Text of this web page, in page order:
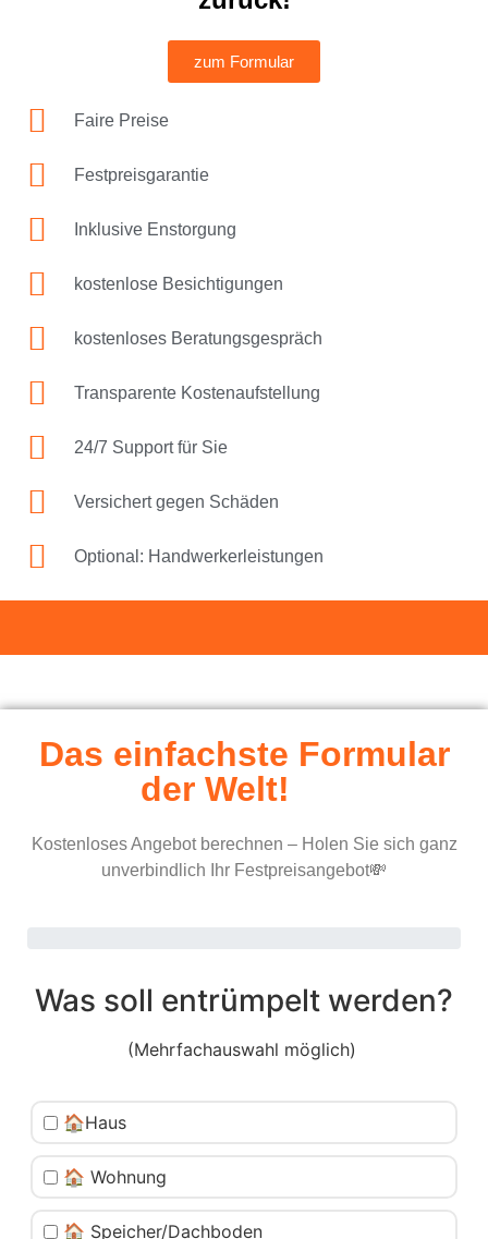
zum Formular
Faire Preise
Festpreisgarantie
Inklusive Enstorgung
kostenlose Besichtigungen
kostenloses Beratungsgespräch
Transparente Kostenaufstellung
24/7 Support für Sie
Versichert gegen Schäden
Optional: Handwerkerleistungen
Das einfachste Formular
der Welt!
Kostenloses Angebot berechnen – Holen Sie sich ganz
unverbindlich Ihr Festpreisangebot💸
Was soll entrümpelt werden?
(Mehrfachauswahl möglich)
🏠Haus
🏠 Wohnung
🏠 Speicher/Dachboden